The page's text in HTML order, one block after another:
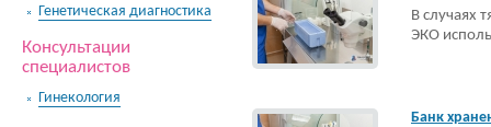
Генетическая диагностика
Консультации
специалистов
Гинекология
В случаях
ЭКО
Банк